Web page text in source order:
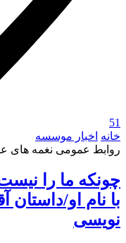
51
خانه اخبار موسسه
روابط عمومی نغمه های
چونکه ما را
با نام او/داستان
نویسی